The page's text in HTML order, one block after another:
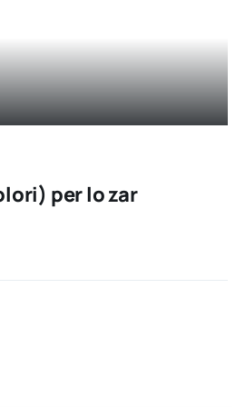
per lo zar